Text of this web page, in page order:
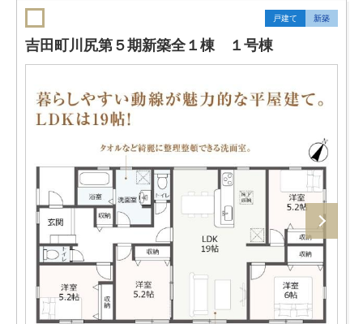
戸建て 新築
吉田町川尻第５期新築全１棟 １号棟